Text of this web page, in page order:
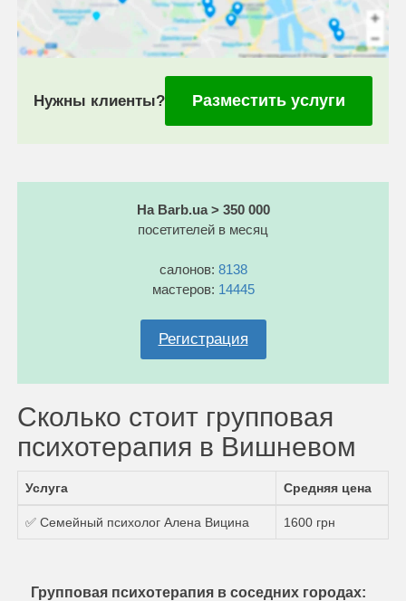
Нужны клиенты? Разместить услуги
На Barb.ua > 350 000
посетителей в месяц
салонов: 8138
мастеров: 14445
Регистрация
Сколько стоит групповая
психотерапия в Вишневом
Услуга Средняя цена
✅ Семейный психолог Алена Вицина 1600 грн
Групповая психотерапия в соседних городах: